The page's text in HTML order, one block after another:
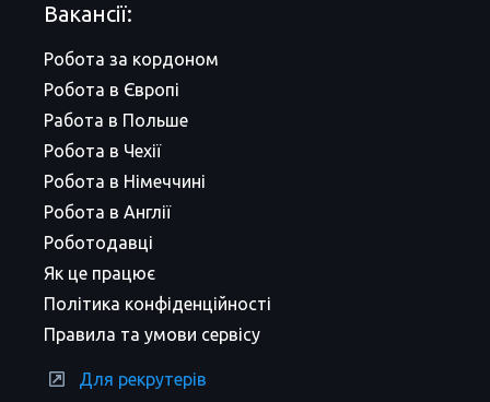
Вакансії:
Робота за кордоном
Робота в Європі
Работа в Польше
Робота в Чехії
Робота в Німеччині
Робота в Англії
Роботодавці
Як це працює
Політика конфіденційності
Правила та умови сервісу
Для рекрутерів